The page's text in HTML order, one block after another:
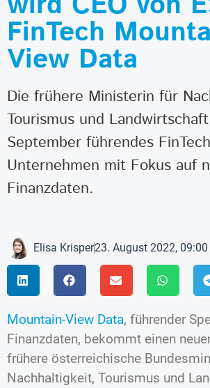
FinTech
View Data
Die frühere Ministerin für
Tourismus und
September führendes
Unternehmen mit Fokus auf
Finanzdaten.
Elisa Krisper23. August 2022, 09:00
Mountain-View Data, führender
Finanzdaten, bekommt einen
frühere österreichische
Nachhaltigkeit, Tourismus und